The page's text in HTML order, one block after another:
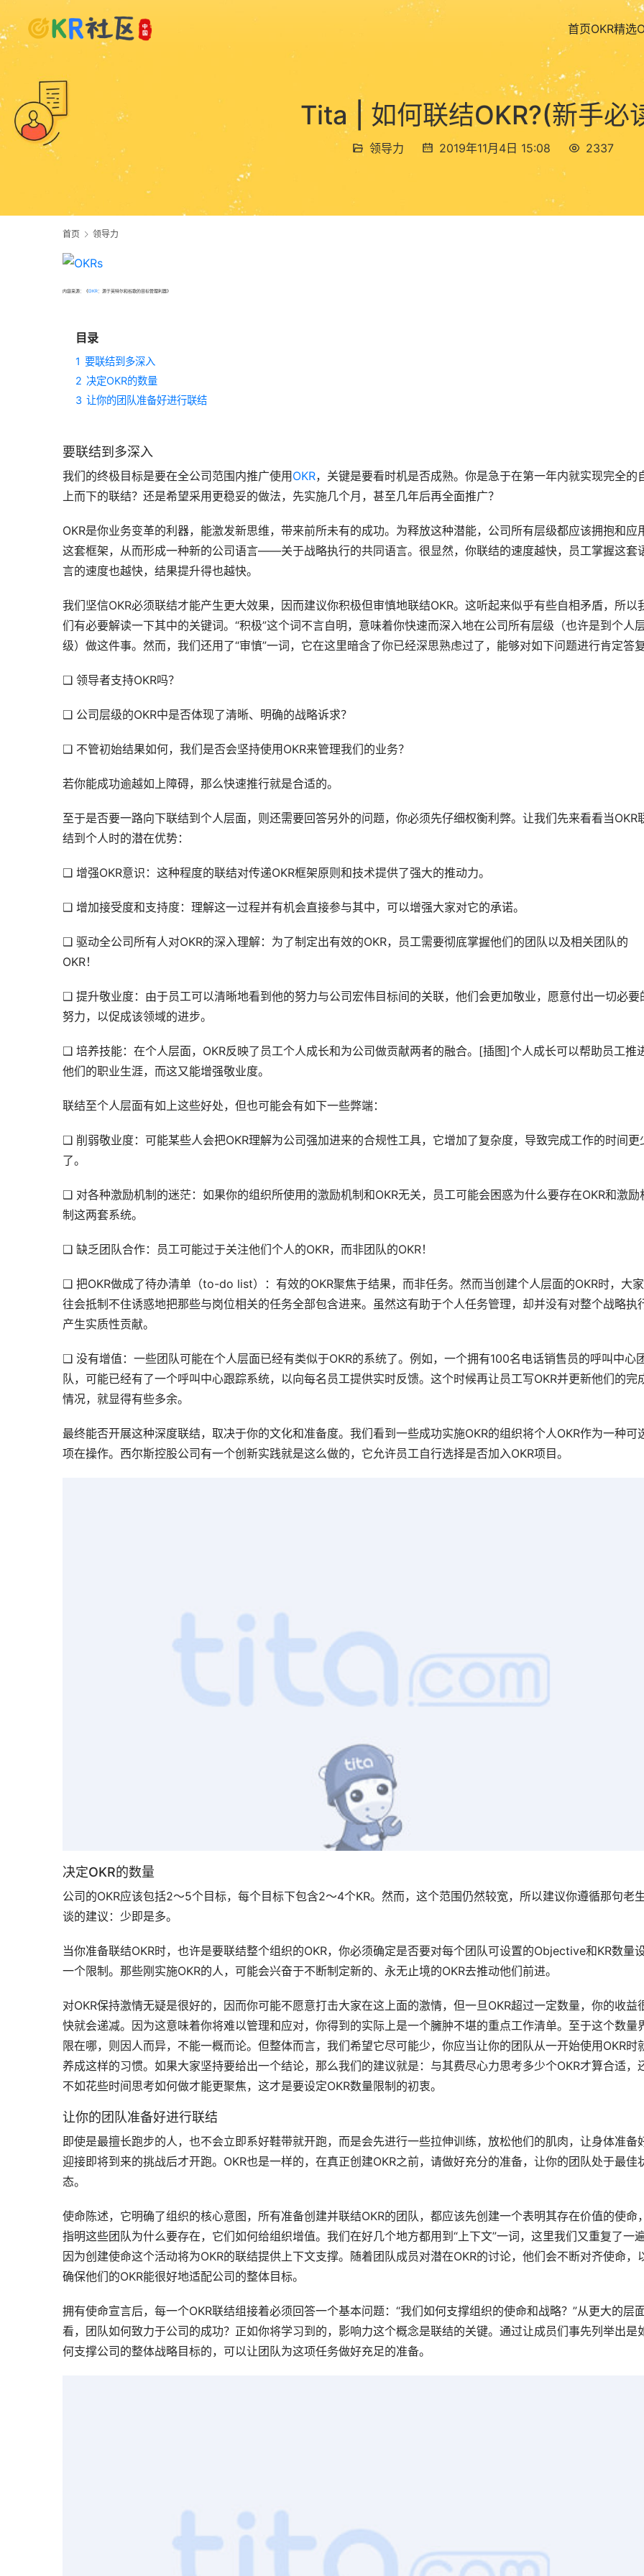
首页OKR精选
Tita | 如何联结OKR?(新手必
领导力 2019年11月4日 15:08 2337
首页 领导力
内容来源：《OKR：源于英特尔和谷歌的目标管理利器》
目录
1 要联结到多深入
2 决定OKR的数量
3 让你的团队准备好进行联结
要联结到多深入
我们的终极目标是要在全公司范围内推广使用 OKR，关键是要看时机是否成熟。你是急于在第一年内就实现完全的
上而下的联结？还是希望采用更稳妥的做法，先实施几个月，甚至几年后再全面推广？
OKR是你业务变革的利器，能激发新思维，带来前所未有的成功。为释放这种潜能，公司所有层级都应该拥抱和应
这套框架，从而形成一种新的公司语言——关于战略执行的共同语言。很显然，你联结的速度越快，员工掌握这套
言的速度也越快，结果提升得也越快。
我们坚信OKR必须联结才能产生更大效果，因而建议你积极但审慎地联结OKR。这听起来似乎有些自相矛盾，所以
们有必要解读一下其中的关键词。“积极”这个词不言自明，意味着你快速而深入地在公司所有层级（也许是到个人
级）做这件事。然而，我们还用了“审慎”一词，它在这里暗含了你已经深思熟虑过了，能够对如下问题进行肯定答
❑ 领导者支持OKR吗？
❑ 公司层级的OKR中是否体现了清晰、明确的战略诉求？
❑ 不管初始结果如何，我们是否会坚持使用OKR来管理我们的业务？
若你能成功逾越如上障碍，那么快速推行就是合适的。
至于是否要一路向下联结到个人层面，则还需要回答另外的问题，你必须先仔细权衡利弊。让我们先来看看当OKR
结到个人时的潜在优势：
❑ 增强OKR意识：这种程度的联结对传递OKR框架原则和技术提供了强大的推动力。
❑ 增加接受度和支持度：理解这一过程并有机会直接参与其中，可以增强大家对它的承诺。
❑ 驱动全公司所有人对OKR的深入理解：为了制定出有效的OKR，员工需要彻底掌握他们的团队以及相关团队的
OKR！
❑ 提升敬业度：由于员工可以清晰地看到他的努力与公司宏伟目标间的关联，他们会更加敬业，愿意付出一切必要
努力，以促成该领域的进步。
❑ 培养技能：在个人层面，OKR反映了员工个人成长和为公司做贡献两者的融合。[插图]个人成长可以帮助员工推
他们的职业生涯，而这又能增强敬业度。
联结至个人层面有如上这些好处，但也可能会有如下一些弊端：
❑ 削弱敬业度：可能某些人会把OKR理解为公司强加进来的合规性工具，它增加了复杂度，导致完成工作的时间更
了。
❑ 对各种激励机制的迷茫：如果你的组织所使用的激励机制和OKR无关，员工可能会困惑为什么要存在OKR和激励
制这两套系统。
❑ 缺乏团队合作：员工可能过于关注他们个人的OKR，而非团队的OKR！
❑ 把OKR做成了待办清单（to-do list）：有效的OKR聚焦于结果，而非任务。然而当创建个人层面的OKR时，大
往会抵制不住诱惑地把那些与岗位相关的任务全部包含进来。虽然这有助于个人任务管理，却并没有对整个战略执
产生实质性贡献。
❑ 没有增值：一些团队可能在个人层面已经有类似于OKR的系统了。例如，一个拥有100名电话销售员的呼叫中心
队，可能已经有了一个呼叫中心跟踪系统，以向每名员工提供实时反馈。这个时候再让员工写OKR并更新他们的完
情况，就显得有些多余。
最终能否开展这种深度联结，取决于你的文化和准备度。我们看到一些成功实施OKR的组织将个人OKR作为一种可
项在操作。西尔斯控股公司有一个创新实践就是这么做的，它允许员工自行选择是否加入OKR项目。
决定OKR的数量
公司的OKR应该包括2～5个目标，每个目标下包含2～4个KR。然而，这个范围仍然较宽，所以建议你遵循那句老
谈的建议：少即是多。
当你准备联结OKR时，也许是要联结整个组织的OKR，你必须确定是否要对每个团队可设置的Objective和KR数量
一个限制。那些刚实施OKR的人，可能会兴奋于不断制定新的、永无止境的OKR去推动他们前进。
对OKR保持激情无疑是很好的，因而你可能不愿意打击大家在这上面的激情，但一旦OKR超过一定数量，你的收益
快就会递减。因为这意味着你将难以管理和应对，你得到的实际上是一个臃肿不堪的重点工作清单。至于这个数量
限在哪，则因人而异，不能一概而论。但整体而言，我们希望它尽可能少，你应当让你的团队从一开始使用OKR时
养成这样的习惯。如果大家坚持要给出一个结论，那么我们的建议就是：与其费尽心力思考多少个OKR才算合适，
不如花些时间思考如何做才能更聚焦，这才是要设定OKR数量限制的初衷。
让你的团队准备好进行联结
即使是最擅长跑步的人，也不会立即系好鞋带就开跑，而是会先进行一些拉伸训练，放松他们的肌肉，让身体准备
迎接即将到来的挑战后才开跑。OKR也是一样的，在真正创建OKR之前，请做好充分的准备，让你的团队处于最佳
态。
使命陈述，它明确了组织的核心意图，所有准备创建并联结OKR的团队，都应该先创建一个表明其存在价值的使命
指明这些团队为什么要存在，它们如何给组织增值。我们在好几个地方都用到“上下文”一词，这里我们又重复了一
因为创建使命这个活动将为OKR的联结提供上下文支撑。随着团队成员对潜在OKR的讨论，他们会不断对齐使命，
确保他们的OKR能很好地适配公司的整体目标。
拥有使命宣言后，每一个OKR联结组接着必须回答一个基本问题：“我们如何支撑组织的使命和战略？”从更大的层
看，团队如何致力于公司的成功？正如你将学习到的，影响力这个概念是联结的关键。通过让成员们事先列举出是
何支撑公司的整体战略目标的，可以让团队为这项任务做好充足的准备。